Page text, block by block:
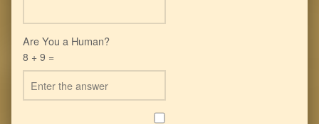
Are You a Human?
8 + 9 =